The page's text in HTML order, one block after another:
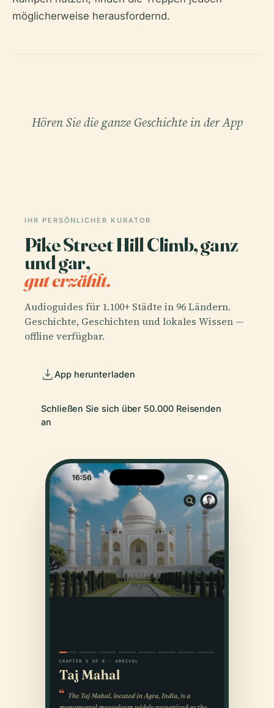
möglicherweise herausfordernd.
Hören Sie die ganze Geschichte in der App
IHR PERSÖNLICHER KURATOR
Pike Street Hill Climb, ganz
und gar,
gut erzählt.
Audioguides für 1.100+ Städte in 96 Ländern.
Geschichte, Geschichten und lokales Wissen —
offline verfügbar.
App herunterladen
Schließen Sie sich über 50.000 Reisenden
an